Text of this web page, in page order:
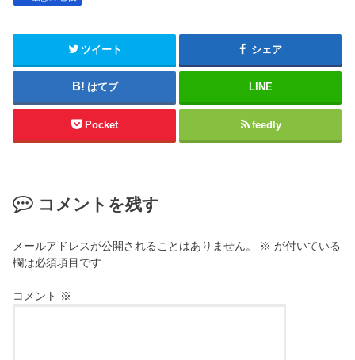
ツイート シェア
はてブ LINE
Pocket feedly
コメントを残す
メールアドレスが公開されることはありません。 ※ が付いている
欄は必須項目です
コメント ※